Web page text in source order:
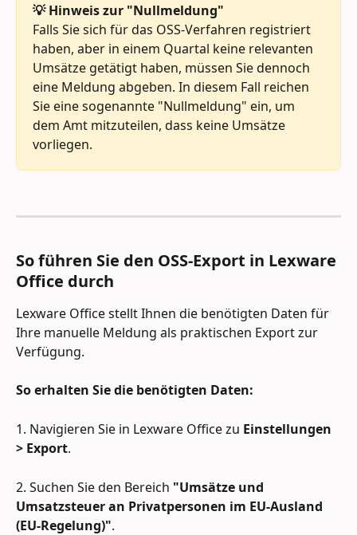
💡 Hinweis zur "Nullmeldung"
Falls Sie sich für das OSS-Verfahren registriert
haben, aber in einem Quartal keine relevanten
Umsätze getätigt haben, müssen Sie dennoch
eine Meldung abgeben. In diesem Fall reichen
Sie eine sogenannte "Nullmeldung" ein, um
dem Amt mitzuteilen, dass keine Umsätze
vorliegen.
So führen Sie den OSS-Export in Lexware
Office durch
Lexware Office stellt Ihnen die benötigten Daten für
Ihre manuelle Meldung als praktischen Export zur
Verfügung.
So erhalten Sie die benötigten Daten:
1. Navigieren Sie in Lexware Office zu Einstellungen
> Export.
2. Suchen Sie den Bereich "Umsätze und
Umsatzsteuer an Privatpersonen im EU-Ausland
(EU-Regelung)".